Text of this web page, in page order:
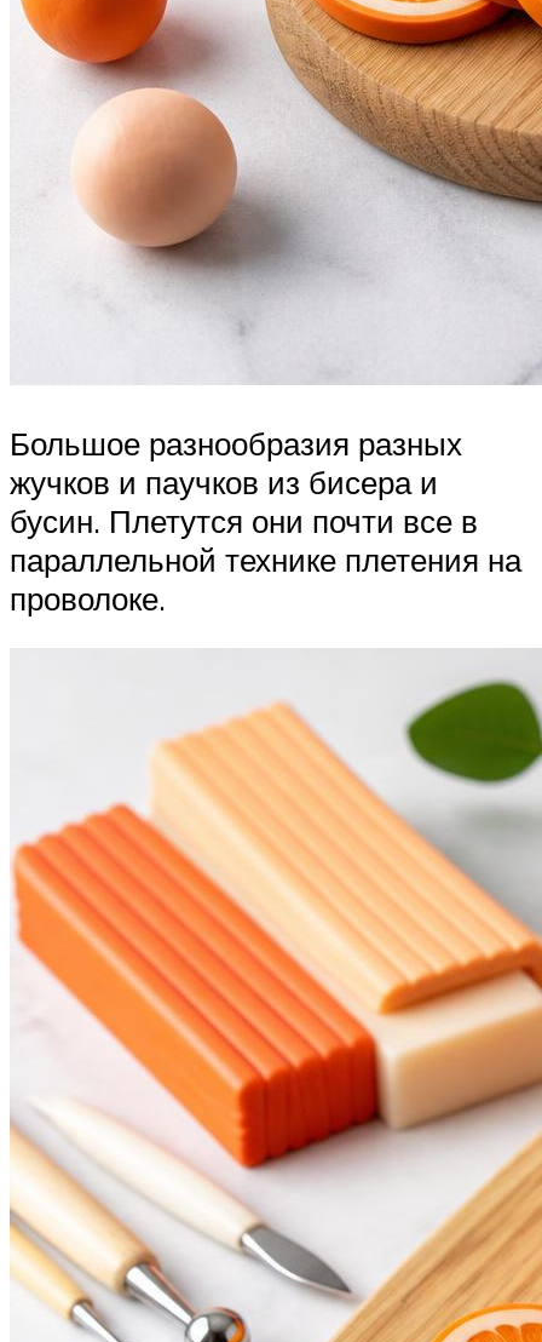
Большое разнообразия разных
жучков и паучков из бисера и
бусин. Плетутся они почти все в
параллельной технике плетения на
проволоке.